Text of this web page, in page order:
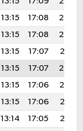
13:15 17:08
20:24
13:15 17:08
20:23
13:15 17:07
20:21
13:15 17:07
20:20
13:15 17:06
20:19
13:15 17:06
20:18
13:14 17:05
20:16